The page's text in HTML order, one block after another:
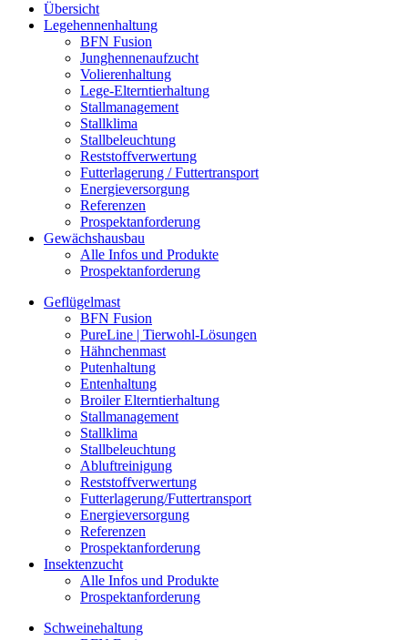
Übersicht
Legehennenhaltung
BFN Fusion
Junghennenaufzucht
Volierenhaltung
Lege-Elterntierhaltung
Stallmanagement
Stallklima
Stallbeleuchtung
Reststoffverwertung
Futterlagerung / Futtertransport
Energieversorgung
Referenzen
Prospektanforderung
Gewächshausbau
Alle Infos und Produkte
Prospektanforderung
Geflügelmast
BFN Fusion
PureLine | Tierwohl-Lösungen
Hähnchenmast
Putenhaltung
Entenhaltung
Broiler Elterntierhaltung
Stallmanagement
Stallklima
Stallbeleuchtung
Abluftreinigung
Reststoffverwertung
Futterlagerung/Futtertransport
Energieversorgung
Referenzen
Prospektanforderung
Insektenzucht
Alle Infos und Produkte
Prospektanforderung
Schweinehaltung